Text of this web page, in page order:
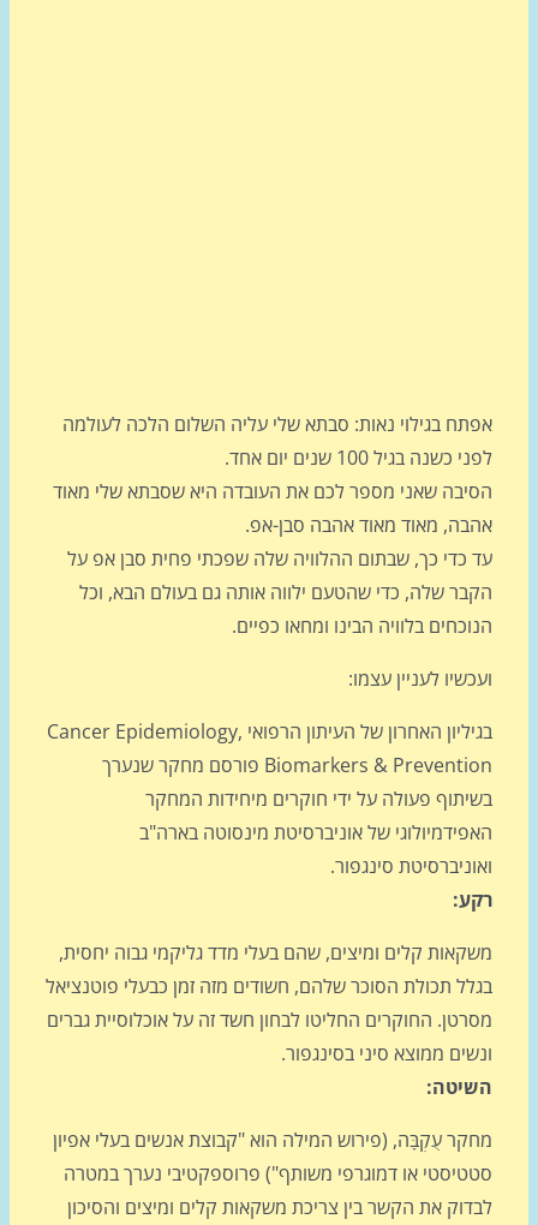
בגילוי נאות: סבתא שלי עליה השלום הלכה לעולמה
בגיל 100 שנים יום אחד.
שאני מספר לכם את העובדה היא שסבתא שלי מאוד
מאוד מאוד אהבה סבן-אפ.
כדי כך, שבתום ההלוויה שלה שפכתי פחית סבן אפ על
שלה, כדי שהטעם ילווה אותה גם בעולם הבא, וכל
בלוויה הבינו ומחאו כפיים.
לעניין עצמו:
בגיליון האחרון של העיתון הרפואי Cancer Epidemiology,
Biomarkers & Prevention פורסם מחקר שנערך
פעולה על ידי חוקרים מיחידות המחקר
של אוניברסיטת מינסוטה בארה"ב
סינגפור.
קלים ומיצים, שהם בעלי מדד גליקמי גבוה יחסית,
תכולת הסוכר שלהם, חשודים מזה זמן כבעלי פוטנציאל
החוקרים החליטו לבחון חשד זה על אוכלוסיית גברים
ממוצא סיני בסינגפור.
עֻקְבָּה, (פירוש המילה הוא "קבוצת אנשים בעלי אפיון
או דמוגרפי משותף") פרוספקטיבי נערך במטרה
את הקשר בין צריכת משקאות קלים ומיצים והסיכון